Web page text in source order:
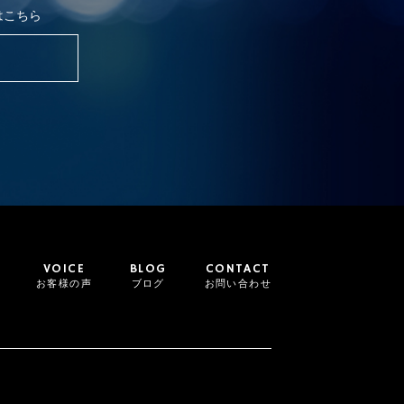
ちら
VOICE
お客様の声
BLOG
ブログ
CONTACT
お問い合わせ